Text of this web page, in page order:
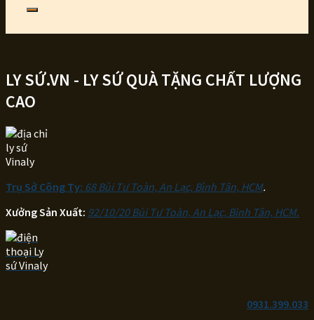
LY SỨ.VN - LY SỨ QUÀ TẶNG CHẤT LƯỢNG
CAO
Trụ Sở Công Ty: 68 Bùi Tư Toàn, An Lạc, Bình Tân, HCM.
Xưởng Sản Xuất: 92/10/20 Bùi Tư Toàn, An Lạc, Bình Tân, HCM.
0931.399.033